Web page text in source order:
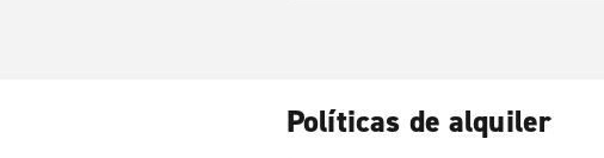
Políticas de alquiler